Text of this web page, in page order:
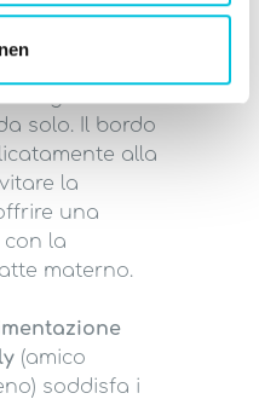
un bicchiere.
in una mano
solo. Il bordo
alla
la
una
con la
materno.
(amico
soddisfa i